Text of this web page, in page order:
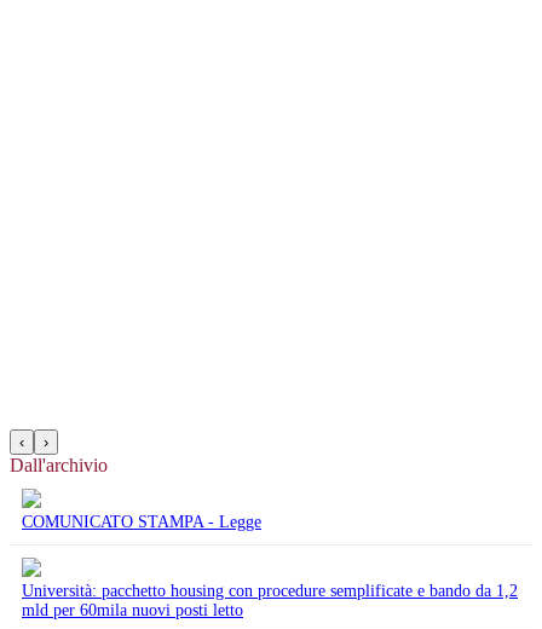
‹ ›
Dall'archivio
COMUNICATO STAMPA - Legge
Università: pacchetto housing con procedure semplificate e bando da 1,2
mld per 60mila nuovi posti letto